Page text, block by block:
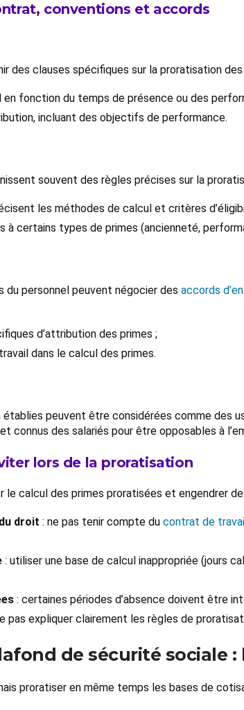
conventions et accords
des clauses spécifiques sur la proratisation des
fonction du temps de présence ou des
incluant des objectifs de performance.
souvent des règles précises sur la
les méthodes de calcul et critères
à certains types de primes (ancienneté,
personnel peuvent négocier des accords
d’attribution des primes ;
dans le calcul des primes.
peuvent être considérées comme des
des salariés pour être opposables à
lors de la proratisation
le calcul des primes proratisées et engendrer
droit : ne pas tenir compte du contrat de
: utiliser une base de calcul inappropriée (jours
: certaines périodes d’absence doivent être
pas expliquer clairement les règles de
de sécurité sociale
proratiser en même temps les bases de